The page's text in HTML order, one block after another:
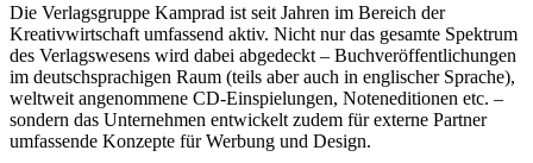
Die Verlagsgruppe Kamprad ist seit Jahren im Bereich der
Kreativwirtschaft umfassend aktiv. Nicht nur das gesamte Spektrum
des Verlagswesens wird dabei abgedeckt – Buchveröffentlichungen
im deutschsprachigen Raum (teils aber auch in englischer Sprache),
weltweit angenommene CD-Einspielungen, Noteneditionen etc. –
sondern das Unternehmen entwickelt zudem für externe Partner
umfassende Konzepte für Werbung und Design.